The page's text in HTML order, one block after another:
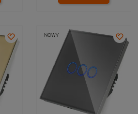
NOWY